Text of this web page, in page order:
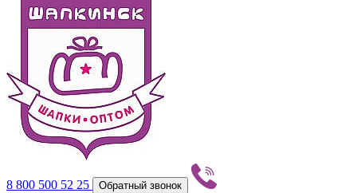
8 800 500 52 25 Обратный звонок